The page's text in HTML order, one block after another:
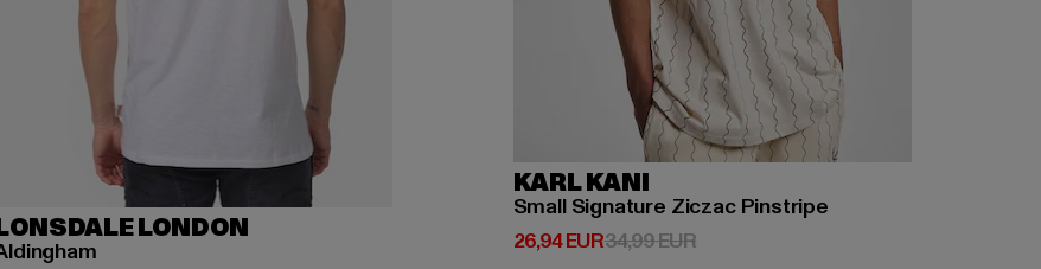
LONDON
KARL KANI
Small Signature Ziczac Pinstripe
26,94 EUR
Ajankohtainen hinta: 26,94 EUR
34,99 EURKampanjahinta: 34,99 EUR